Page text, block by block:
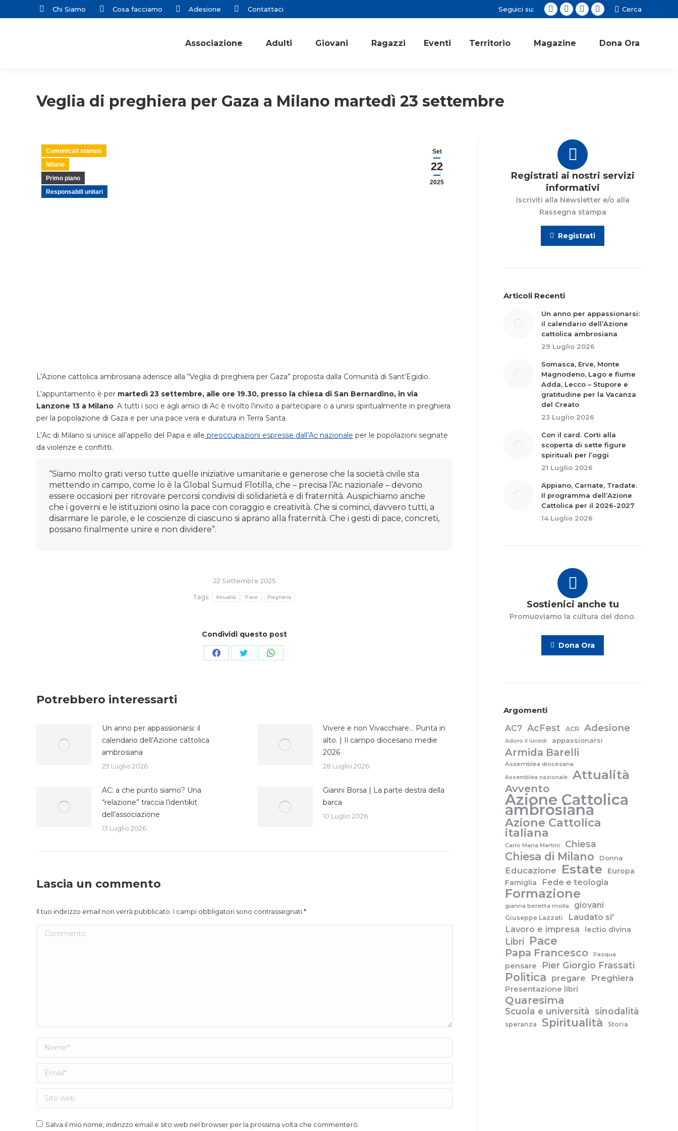
Chi Siamo Cosa facciamo Adesione Contattaci Seguici su:
Facebook
opens
Twitter
opens
Instagram
opens
YouTube
opens
Cerca:
Cerca
Associazione Adulti Giovani Ragazzi Eventi Territorio Magazine Dona Ora
Veglia di preghiera per Gaza a Milano martedì 23 settembre
Set
22
2025
Comunicati stampa
Milano
Primo piano
Responsabili unitari
L’Azione cattolica ambrosiana aderisce alla “Veglia di preghiera per Gaza” proposta dalla Comunità di Sant’Egidio.
L’appuntamento è per martedì 23 settembre, alle ore 19.30, presso la chiesa di San Bernardino, in via
Lanzone 13 a Milano. A tutti i soci e agli amici di Ac è rivolto l’invito a partecipare o a unirsi spiritualmente in preghiera
per la popolazione di Gaza e per una pace vera e duratura in Terra Santa.
L’Ac di Milano si unisce all’appello del Papa e alle preoccupazioni espresse dall’Ac nazionale per le popolazioni segnate
da violenze e conflitti.
“Siamo molto grati verso tutte quelle iniziative umanitarie e generose che la società civile sta
mettendo in campo, come lo è la Global Sumud Flotilla, che – precisa l’Ac nazionale – devono
essere occasioni per ritrovare percorsi condivisi di solidarietà e di fraternità. Auspichiamo anche
che i governi e le istituzioni osino la pace con coraggio e creatività. Che si cominci, davvero tutti, a
disarmare le parole, e le coscienze di ciascuno si aprano alla fraternità. Che i gesti di pace, concreti,
possano finalmente unire e non dividere”.
22 Settembre 2025
Tags:
Attualità Pace Preghiera
Condividi questo post
CondividiCondividiCondividi
Potrebbero interessarti
Un anno per appassionarsi: il
calendario dell’Azione cattolica
ambrosiana
29 Luglio 2026
Vivere e non Vivacchiare… Punta in
alto. | Il campo diocesano medie
2026
28 Luglio 2026
AC: a che punto siamo? Una
“relazione” traccia l’identikit
dell’associazione
13 Luglio 2026
Gianni Borsa | La parte destra della
barca
10 Luglio 2026
Lascia un commento
Il tuo indirizzo email non verrà pubblicato. I campi obbligatori sono contrassegnati*
Commento
Nome *
Email *
Sito web
Salva il mio nome, indirizzo email e sito web nel browser per la prossima volta che commenterò.
Registrati ai nostri servizi
informativi
Iscriviti alla Newsletter e/o alla
Rassegna stampa
Registrati
Articoli Recenti
Un anno per appassionarsi:
il calendario dell’Azione
cattolica ambrosiana
29 Luglio 2026
Somasca, Erve, Monte
Magnodeno, Lago e fiume
Adda, Lecco – Stupore e
gratitudine per la Vacanza
del Creato
23 Luglio 2026
Con il card. Corti alla
scoperta di sette figure
spirituali per l’oggi
21 Luglio 2026
Appiano, Carnate, Tradate.
Il programma dell’Azione
Cattolica per il 2026-2027
14 Luglio 2026
Sostienici anche tu
Promuoviamo la cultura del dono.
Dona Ora
Argomenti
AC7 AcFest ACR Adesione
Adoro il lunedì appassionarsi
Armida Barelli
Assemblea diocesana
Assemblea nazionale Attualità
Avvento
Azione Cattolica
ambrosiana
Azione Cattolica
italiana
Carlo Maria Martini Chiesa
Chiesa di Milano Donna
Educazione Estate
Europa
Famiglia
Fede e teologia
Formazione
gianna beretta molla giovani
Giuseppe Lazzati
Laudato si'
Lavoro e impresa
lectio divina
Libri Pace
Papa Francesco Pasqua
pensare Pier Giorgio Frassati
Politica pregare Preghiera
Presentazione libri
Quaresima
Scuola e università sinodalità
speranza Spiritualità Storia